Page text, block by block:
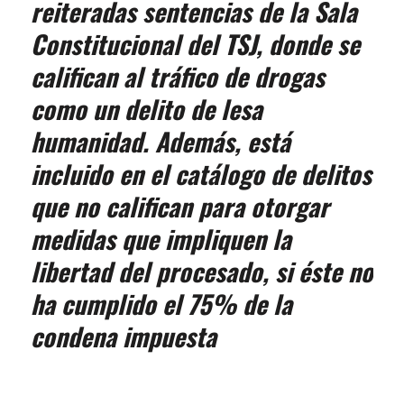
reiteradas sentencias de la Sala
Constitucional del TSJ, donde se
califican al tráfico de drogas
como un delito de lesa
humanidad. Además, está
incluido en el catálogo de delitos
que no califican para otorgar
medidas que impliquen la
libertad del procesado, si éste no
ha cumplido el 75% de la
condena impuesta